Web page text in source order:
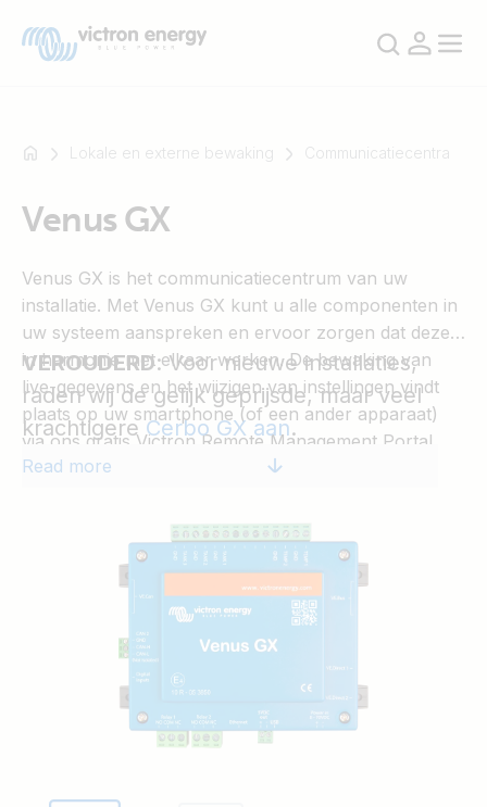
SmartSolar
Multiplus-
Orion
SmartShunt
Lokale en externe bewaking Communicatiecentra
Venus GX
Venus GX is het communicatiecentrum van uw
installatie. Met Venus GX kunt u alle componenten in
uw systeem aanspreken en ervoor zorgen dat deze
in harmonie met elkaar werken. De bewaking van
live-gegevens en het wijzigen van instellingen vindt
plaats op uw smartphone (of een ander apparaat)
via ons gratis Victron Remote Management Portal
(VRM ).
VEROUDERD: Voor nieuwe installaties,
raden wij de gelijk geprijsde, maar veel
krachtigereCerbo GX aan.
Read more